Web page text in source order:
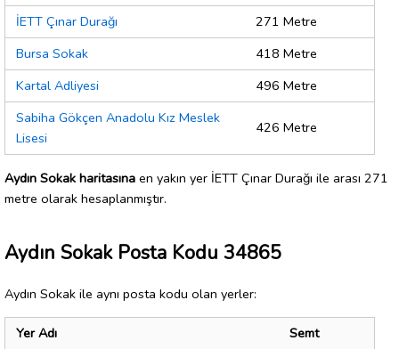
İETT Çınar Durağı
271 Metre
Bursa Sokak
418 Metre
Kartal Adliyesi
496 Metre
Sabiha Gökçen Anadolu Kız Meslek
Lisesi
426 Metre
Aydın Sokak haritasına en yakın yer İETT Çınar Durağı ile arası 271
metre olarak hesaplanmıştır.
Aydın Sokak Posta Kodu 34865
Aydın Sokak ile aynı posta kodu olan yerler:
Yer Adı
Semt